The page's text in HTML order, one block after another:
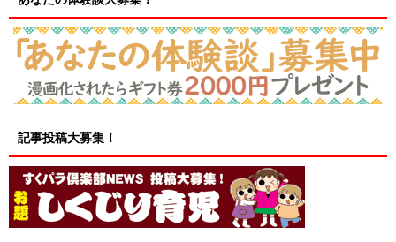
記事投稿大募集！